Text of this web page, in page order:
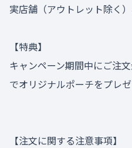
実店舗（アウトレット除く
【特典】
キャンペーン期間中にご注
でオリジナルポーチをプレ
【注文に関する注意事項】